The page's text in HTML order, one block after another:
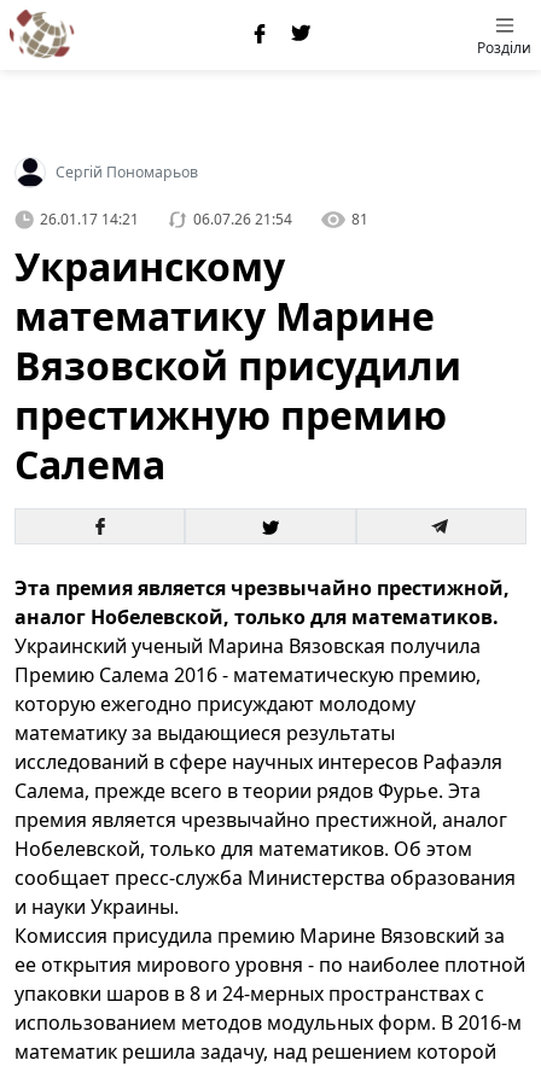
Розділи
Сергій Пономарьов
26.01.17 14:21 06.07.26 21:54 81
Украинскому
математику Марине
Вязовской присудили
престижную премию
Салема
Эта премия является чрезвычайно престижной,
аналог Нобелевской, только для математиков.
Украинский ученый Марина Вязовская получила
Премию Салема 2016 - математическую премию,
которую ежегодно присуждают молодому
математику за выдающиеся результаты
исследований в сфере научных интересов Рафаэля
Салема, прежде всего в теории рядов Фурье. Эта
премия является чрезвычайно престижной, аналог
Нобелевской, только для математиков. Об этом
сообщает пресс-служба Министерства образования
и науки Украины.
Комиссия присудила премию Марине Вязовский за
ее открытия мирового уровня - по наиболее плотной
упаковки шаров в 8 и 24-мерных пространствах с
использованием методов модульных форм. В 2016-м
математик решила задачу, над решением которой